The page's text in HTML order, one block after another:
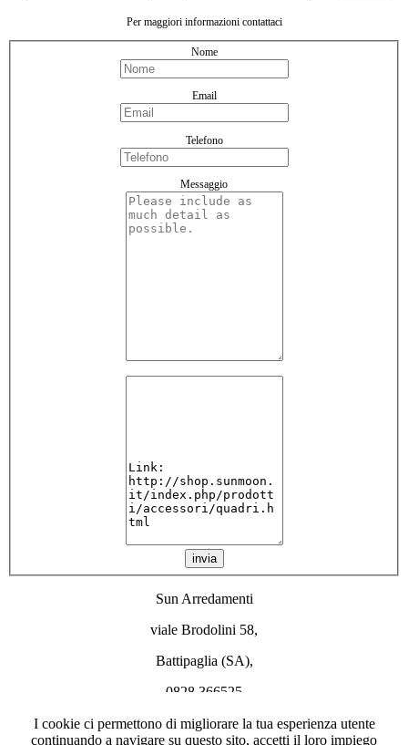
Per maggiori informazioni contattaci
Nome
Email
Telefono
Messaggio
invia
Sun Arredamenti
viale Brodolini 58,
Battipaglia (SA),
0828 366525
info@sunmoon.it
I cookie ci permettono di migliorare la tua esperienza utente
continuando a navigare su questo sito, accetti il loro impiego